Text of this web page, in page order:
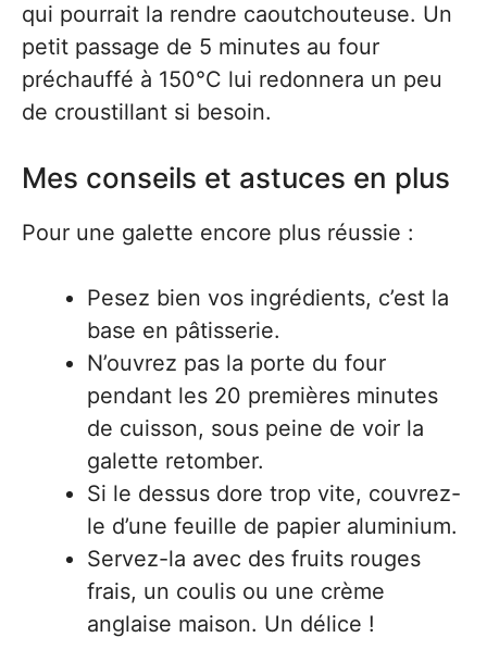
qui pourrait la rendre caoutchouteuse. Un
petit passage de 5 minutes au four
préchauffé à 150°C lui redonnera un peu
de croustillant si besoin.
Mes conseils et astuces en plus
Pour une galette encore plus réussie :
Pesez bien vos ingrédients, c’est la
base en pâtisserie.
N’ouvrez pas la porte du four
pendant les 20 premières minutes
de cuisson, sous peine de voir la
galette retomber.
Si le dessus dore trop vite, couvrez-
le d’une feuille de papier aluminium.
Servez-la avec des fruits rouges
frais, un coulis ou une crème
anglaise maison. Un délice !